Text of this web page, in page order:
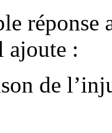
réponse
ajoute :
de